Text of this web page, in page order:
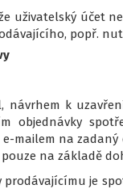
uživatelský účet
popř.
návrhem k
objednávky
mailem na
na základě
prodávajícímu je